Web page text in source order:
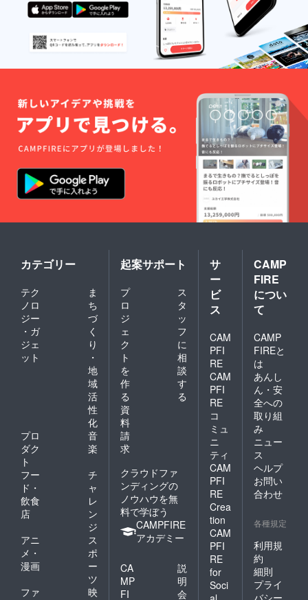
カテゴリー
テク
ノロ
ジー
・ガ
ジェ
ット
ま
ち
づ
く
り
・
地
域
活
性
化
プロ
ダク
ト
音
楽
フー
ド・
飲食
店
チ
ャ
レ
ン
ジ
アニ
メ・
漫画
ス
ポ
ー
ツ
ファ
映
起案サポート
プ
ロ
ジ
ェ
ク
ト
を
作
る
ス
タ
ッ
フ
に
相
談
す
る
資
料
請
求
クラウドファ
ンディングの
ノウハウを無
料で学ぼう
CAMPFIRE
アカデミー
CA
MP
FI
説
明
会
サ
ー
ビ
ス
CAM
PFI
RE
CAM
PFI
RE
コ
ミュ
ニ
ティ
CAM
PFI
RE
Crea
tion
CAM
PFI
RE
for
Soci
CAMP
FIRE
につい
て
CAMP
FIREと
は
あんし
ん・安
全への
取り組
み
ニュー
ス
ヘルプ
お問い
合わせ
各種規定
利用規
約
細則
プライ